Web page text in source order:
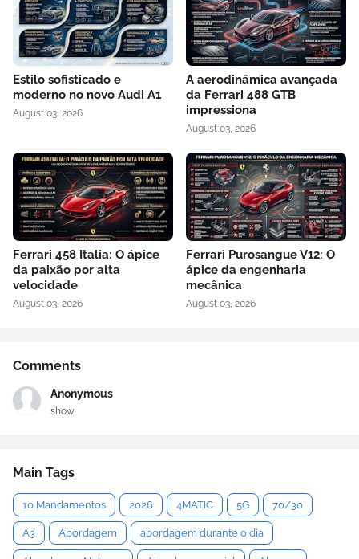
Estilo sofisticado e
moderno no novo Audi A1
August 03, 2026
A aerodinâmica avançada
da Ferrari 488 GTB
impressiona
August 03, 2026
Ferrari 458 Italia: O ápice
da paixão por alta
velocidade
August 03, 2026
Ferrari Purosangue V12: O
ápice da engenharia
mecânica
August 03, 2026
Comments
Anonymous
show
Main Tags
10 Mandamentos 2026 4MATIC 5G 70/30
A3 Abordagem abordagem durante o dia